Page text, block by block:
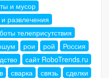
и мусор
развлечения
телеприсутствия
рои рой
Россия
сайт RoboTrends.ru
сварка связь
сделки